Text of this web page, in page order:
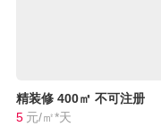
精装修 400㎡ 不可注册
5 元/㎡*天